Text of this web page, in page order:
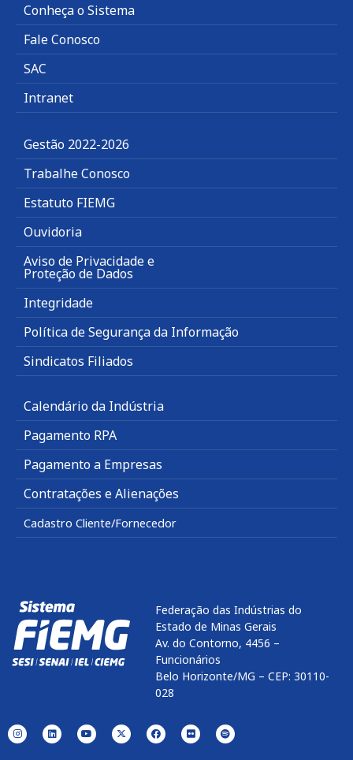
Conheça o Sistema
Fale Conosco
SAC
Intranet
Gestão 2022-2026
Trabalhe Conosco
Estatuto FIEMG
Ouvidoria
Aviso de Privacidade e
Proteção de Dados
Integridade
Política de Segurança da Informação
Sindicatos Filiados
Calendário da Indústria
Pagamento RPA
Pagamento a Empresas
Contratações e Alienações
Cadastro Cliente/Fornecedor
Federação das Indústrias do
Estado de Minas Gerais
Av. do Contorno, 4456 –
Funcionários
Belo Horizonte/MG – CEP: 30110-
028